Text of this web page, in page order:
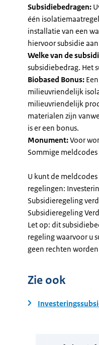
Subsidiebedragen:
één
installatie van een
hiervoor subsidie
Welke van de
subsidiebedrag. Het
Biobased Bonus:
milieuvriendelijk
milieuvriendelijk
materialen zijn
is er een bonus.
Monument:Voor
Sommige
U kunt de
regelingen:
Subsidieregeling
Subsidieregeling
Let op: dit
regeling waarvoor u
geen rechten
Zie ook